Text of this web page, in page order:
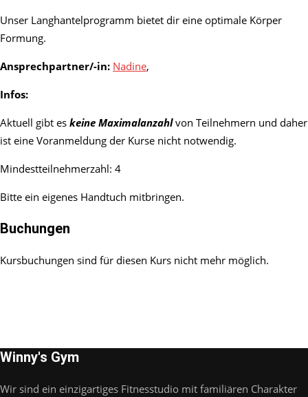
Unser Langhantelprogramm bietet dir eine optimale Körper
Formung.
Ansprechpartner/-in: Nadine,
Infos:
Aktuell gibt es keine Maximalanzahlvon Teilnehmern und daher
ist eine Voranmeldung der Kurse nicht notwendig.
Mindestteilnehmerzahl: 4
Bitte ein eigenes Handtuch mitbringen.
Buchungen
Kursbuchungen sind für diesen Kurs nicht mehr möglich.
Winny's Gym
Wir sind ein einzigartiges Fitnesstudio mit familiären Charakter